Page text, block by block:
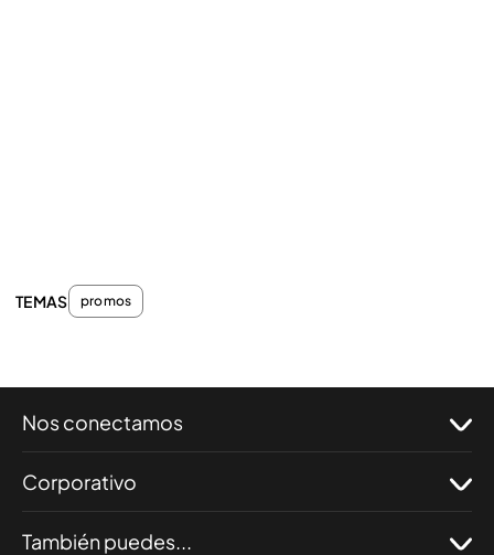
TEMAS promos
Nos conectamos
Corporativo
También puedes...